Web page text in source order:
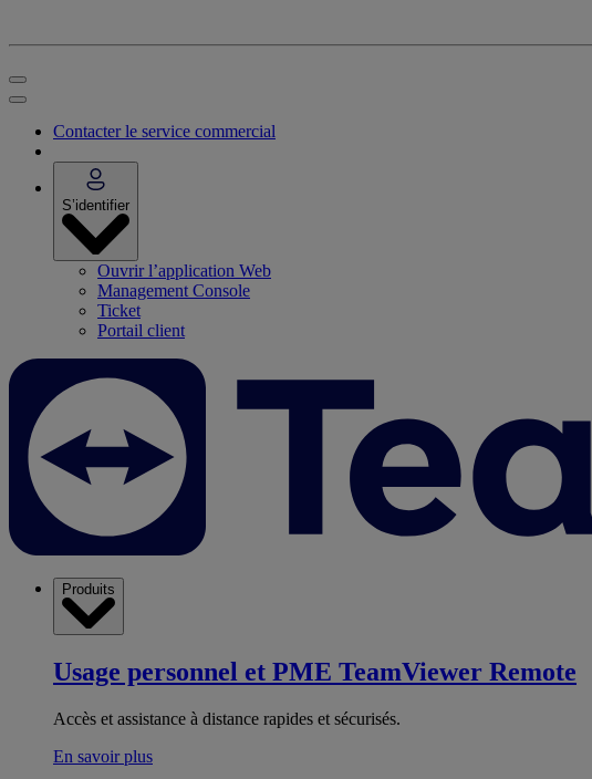
Contacter le service commercial
S’identifier
Ouvrir l’application Web
Management Console
Ticket
Portail client
Produits
Usage personnel et PME TeamViewer Remote
Accès et assistance à distance rapides et sécurisés.
En savoir plus